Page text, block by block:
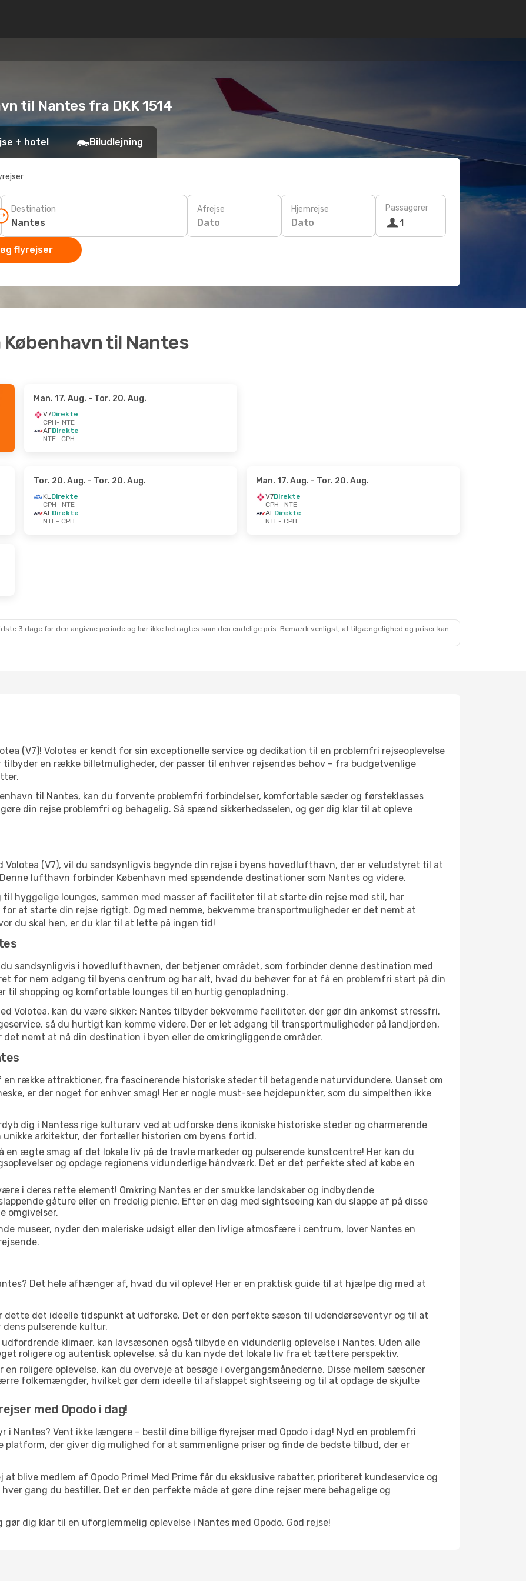
til Nantes fra DKK 1514
+ hotel Biludlejning
Destination Afrejse
Dato
Hjemrejse
Dato
Passagerer
1
flyrejser
til Nantes
Man. 17. Aug. - Tor. 20. Aug.
V7Direkte
CPH- NTE
AFDirekte
NTE- CPH
Tor. 20. Aug. - Tor. 20. Aug.
KLDirekte
CPH- NTE
AFDirekte
NTE- CPH
Man. 17. Aug. - Tor. 20. Aug.
V7Direkte
CPH- NTE
AFDirekte
NTE- CPH
3 dage for den angivne periode og bør ikke betragtes som den endelige pris. Bemærk venligst, at tilgængelighed og priser kan
(V7)! Volotea er kendt for sin exceptionelle service og dedikation til en problemfri rejseoplevelse
en række billetmuligheder, der passer til enhver rejsendes behov – fra budgetvenlige
til Nantes, kan du forvente problemfri forbindelser, komfortable sæder og førsteklasses
din rejse problemfri og behagelig. Så spænd sikkerhedsselen, og gør dig klar til at opleve
Volotea (V7), vil du sandsynligvis begynde din rejse i byens hovedlufthavn, der er veludstyret til at
lufthavn forbinder København med spændende destinationer som Nantes og videre.
til hyggelige lounges, sammen med masser af faciliteter til at starte din rejse med stil, har
at starte din rejse rigtigt. Og med nemme, bekvemme transportmuligheder er det nemt at
du skal hen, er du klar til at lette på ingen tid!
du sandsynligvis i hovedlufthavnen, der betjener området, som forbinder denne destination med
for nem adgang til byens centrum og har alt, hvad du behøver for at få en problemfri start på din
til shopping og komfortable lounges til en hurtig genopladning.
Volotea, kan du være sikker: Nantes tilbyder bekvemme faciliteter, der gør din ankomst stressfri.
så du hurtigt kan komme videre. Der er let adgang til transportmuligheder på landjorden,
det nemt at nå din destination i byen eller de omkringliggende områder.
en række attraktioner, fra fascinerende historiske steder til betagende naturvidundere. Uanset om
er der noget for enhver smag! Her er nogle must-see højdepunkter, som du simpelthen ikke
dig i Nantess rige kulturarv ved at udforske dens ikoniske historiske steder og charmerende
arkitektur, der fortæller historien om byens fortid.
en ægte smag af det lokale liv på de travle markeder og pulserende kunstcentre! Her kan du
og opdage regionens vidunderlige håndværk. Det er det perfekte sted at købe en
i deres rette element! Omkring Nantes er der smukke landskaber og indbydende
gåture eller en fredelig picnic. Efter en dag med sightseeing kan du slappe af på disse
omgivelser.
museer, nyder den maleriske udsigt eller den livlige atmosfære i centrum, lover Nantes en
Det hele afhænger af, hvad du vil opleve! Her er en praktisk guide til at hjælpe dig med at
dette det ideelle tidspunkt at udforske. Det er den perfekte sæson til udendørseventyr og til at
pulserende kultur.
klimaer, kan lavsæsonen også tilbyde en vidunderlig oplevelse i Nantes. Uden alle
roligere og autentisk oplevelse, så du kan nyde det lokale liv fra et tættere perspektiv.
roligere oplevelse, kan du overveje at besøge i overgangsmånederne. Disse mellem sæsoner
folkemængder, hvilket gør dem ideelle til afslappet sightseeing og til at opdage de skjulte
med Opodo i dag!
i Nantes? Vent ikke længere – bestil dine billige flyrejser med Opodo i dag! Nyd en problemfri
platform, der giver dig mulighed for at sammenligne priser og finde de bedste tilbud, der er
blive medlem af Opodo Prime! Med Prime får du eksklusive rabatter, prioriteret kundeservice og
gang du bestiller. Det er den perfekte måde at gøre dine rejser mere behagelige og
dig klar til en uforglemmelig oplevelse i Nantes med Opodo. God rejse!